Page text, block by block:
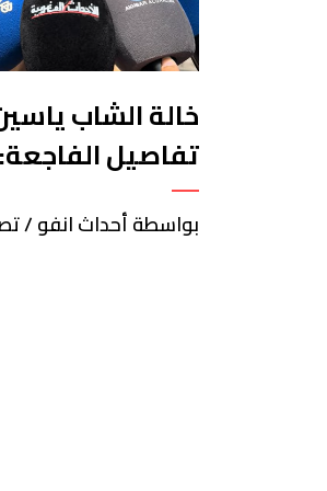
خالة الشاب
تفاصيل
فالغابة"
بواسطة أحداث انفو /